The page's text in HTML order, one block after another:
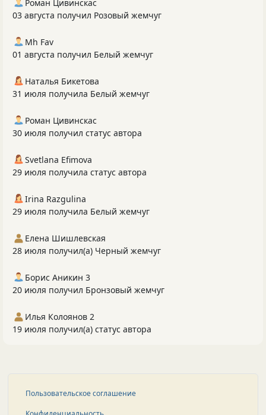
Роман Цивинскас
03 августа получил Розовый жемчуг
Mh Fav
01 августа получил Белый жемчуг
Наталья Бикетова
31 июля получила Белый жемчуг
Роман Цивинскас
30 июля получил статус автора
Svetlana Efimova
29 июля получила статус автора
Irina Razgulina
29 июля получила Белый жемчуг
Елена Шишлевская
28 июля получил(а) Черный жемчуг
Борис Аникин 3
20 июля получил Бронзовый жемчуг
Илья Колоянов 2
19 июля получил(а) статус автора
Пользовательское соглашение